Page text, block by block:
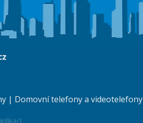
| Domovní telefony a videotelefony